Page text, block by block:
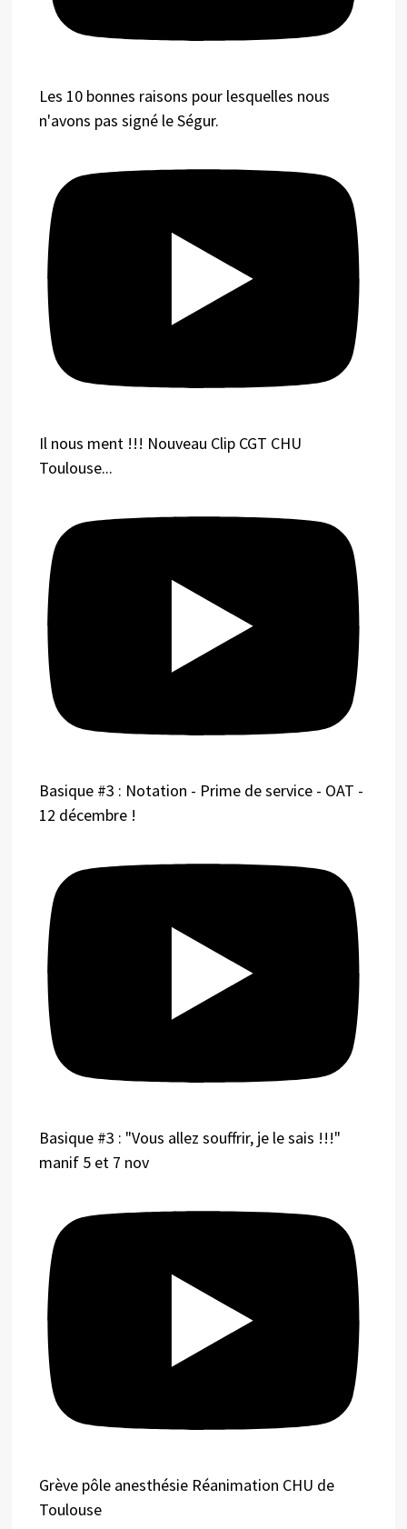
Les 10 bonnes raisons pour lesquelles nous
n'avons pas signé le Ségur.
Il nous ment !!! Nouveau Clip CGT CHU
Toulouse...
Basique #3 : Notation - Prime de service - OAT -
12 décembre !
Basique #3 : "Vous allez souffrir, je le sais !!!"
manif 5 et 7 nov
Grève pôle anesthésie Réanimation CHU de
Toulouse